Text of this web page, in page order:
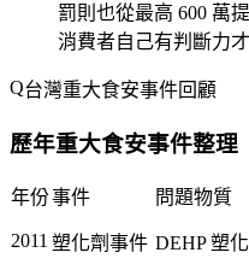
罰則也從最高 600 萬
消費者自己有判斷力
台灣重大食安事件回顧
歷年重大食安事件整理
年份事件 問題物質
2011 塑化劑事件 DEHP 塑